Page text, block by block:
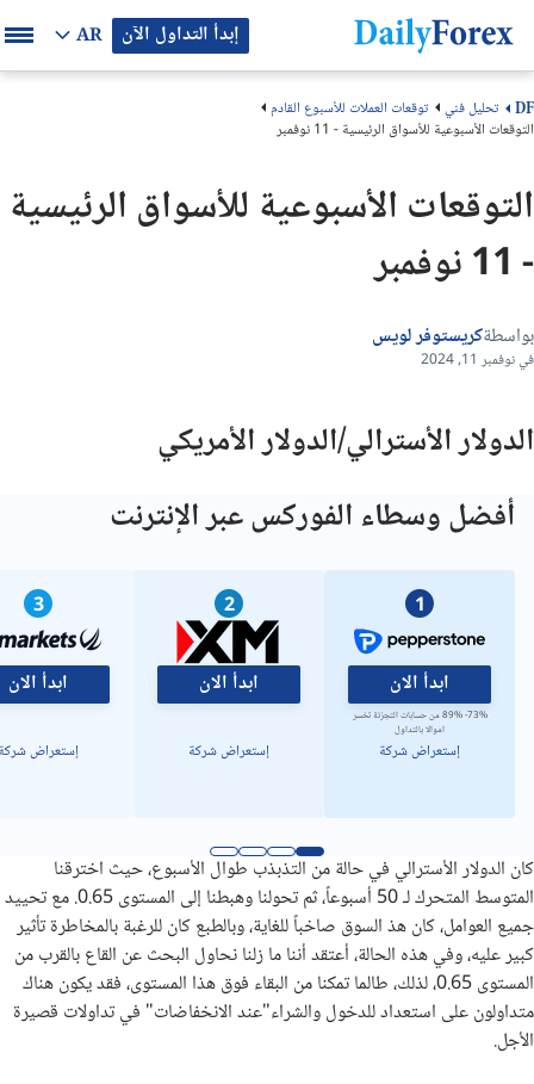
إبدأ التداول الآن AR
DF تحليل فني
توقعات العملات للأسبوع القادم
التوقعات الأسبوعية للأسواق الرئيسية - 11 نوفمبر
التوقعات الأسبوعية للأسواق الرئيسية
- 11 نوفمبر
بواسطةكريستوفر لويس
في نوفمبر 11, 2024
الدولار الأسترالي/الدولار الأمريكي
أفضل وسطاء الفوركس عبر الإنترنت
1
ابدأ الان
73%- 89% من حسابات التجزئة تخسر
اموالا بالتداول
إستعراض شركة
2
ابدأ الان
إستعراض شركة
3
ابدأ الان
إستعراض
كان الدولار الأسترالي في حالة من التذبذب طوال الأسبوع، حيث اخترقنا
المتوسط ​​المتحرك لـ 50 أسبوعاً، ثم تحولنا وهبطنا إلى المستوى 0.65. مع تحييد
جميع العوامل، كان هذ السوق صاخباً للغاية، وبالطبع كان للرغبة بالمخاطرة تأثير
كبير عليه، وفي هذه الحالة، أعتقد أننا ما زلنا نحاول البحث عن القاع بالقرب من
المستوى 0.65، لذلك، طالما تمكنا من البقاء فوق هذا المستوى، فقد يكون هناك
متداولون على استعداد للدخول والشراء"عند الانخفاضات" في تداولات قصيرة
الأجل.